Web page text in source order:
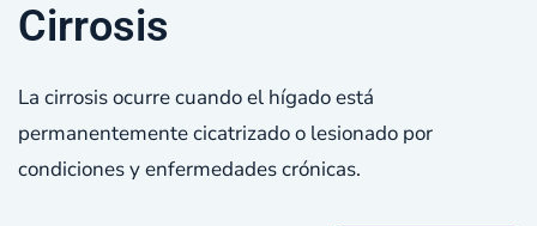
Cirrosis
La cirrosis ocurre cuando el hígado está
permanentemente cicatrizado o lesionado por
condiciones y enfermedades crónicas.